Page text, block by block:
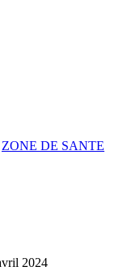
ZONE DE SANTE
2024